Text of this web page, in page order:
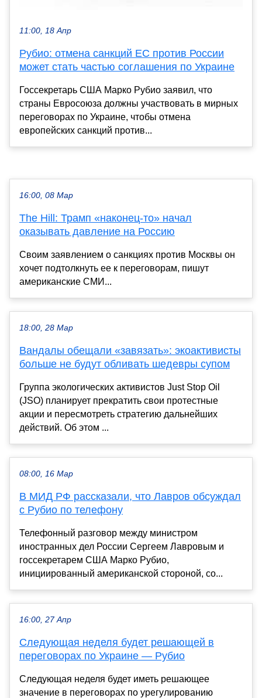
11:00, 18 Апр
Рубио: отмена санкций ЕС против России
может стать частью соглашения по Украине
Госсекретарь США Марко Рубио заявил, что
страны Евросоюза должны участвовать в мирных
переговорах по Украине, чтобы отмена
европейских санкций против...
16:00, 08 Мар
The Hill: Трамп «наконец-то» начал
оказывать давление на Россию
Своим заявлением о санкциях против Москвы он
хочет подтолкнуть ее к переговорам, пишут
американские СМИ...
18:00, 28 Мар
Вандалы обещали «завязать»: экоактивисты
больше не будут обливать шедевры супом
Группа экологических активистов Just Stop Oil
(JSO) планирует прекратить свои протестные
акции и пересмотреть стратегию дальнейших
действий. Об этом ...
08:00, 16 Мар
В МИД РФ рассказали, что Лавров обсуждал
с Рубио по телефону
Телефонный разговор между министром
иностранных дел России Сергеем Лавровым и
госсекретарем США Марко Рубио,
инициированный американской стороной, со...
16:00, 27 Апр
Следующая неделя будет решающей в
переговорах по Украине — Рубио
Следующая неделя будет иметь решающее
значение в переговорах по урегулированию